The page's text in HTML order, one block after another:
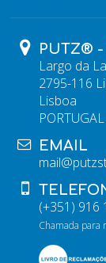
PUTZ® -
Largo da
2795-116
Lisboa
PORTUGAL
EMAIL
(+351) 916
Chamada para